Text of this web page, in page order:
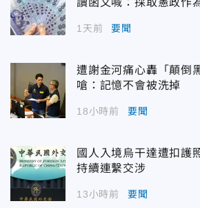
讀函文喊：採取憲政作
1天前 要聞
遭謝金河痛心轟「顛倒
嗆：記憶不會被洗掉
18小時前 要聞
國人入境烏干達遭扣護
持續連繫交涉
13小時前 要聞